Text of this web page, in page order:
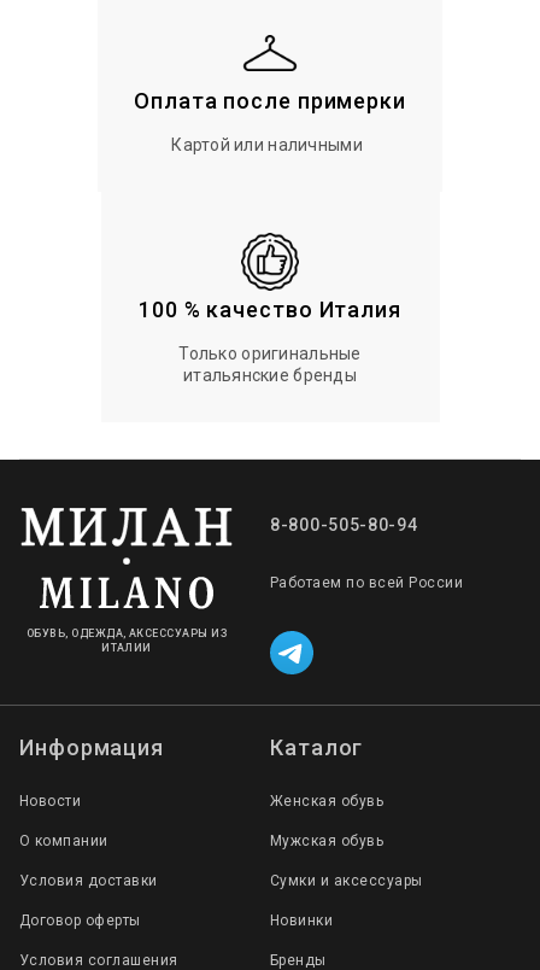
Оплата после примерки
Картой или наличными
100 % качество Италия
Только оригинальные
итальянские бренды
ОБУВЬ, ОДЕЖДА, АКСЕССУАРЫ ИЗ
ИТАЛИИ
8-800-505-80-94
Работаем по всей России
Информация
Новости
О компании
Условия доставки
Договор оферты
Условия соглашения
Каталог
Женская обувь
Мужская обувь
Сумки и аксессуары
Новинки
Бренды